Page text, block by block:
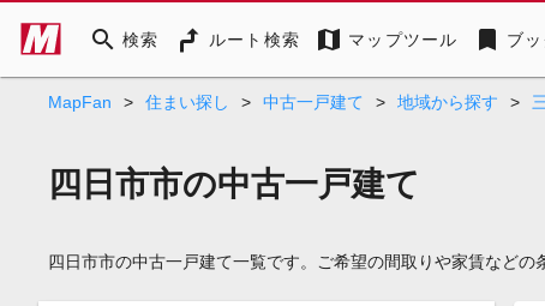
search 検索 ルート検索 map マップツール bookmark ブ
MapFan > 住まい探し > 中古一戸建て > 地域から探す >
四日市市の中古一戸建て
四日市市の中古一戸建て一覧です。ご希望の間取りや家賃などの